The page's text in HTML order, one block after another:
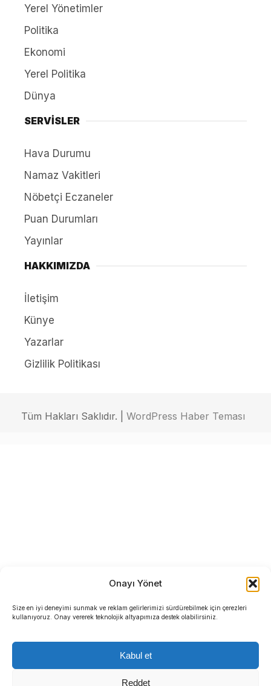
Onayı Yönet
Size en iyi deneyimi sunmak ve reklam gelirlerimizi sürdürebilmek için çerezleri
kullanıyoruz. Onay vererek teknolojik altyapımıza destek olabilirsiniz.
Kabul et
Reddet
Yerel Yönetimler
Politika
Ekonomi
Yerel Politika
Dünya
SERVİSLER
Hava Durumu
Namaz Vakitleri
Nöbetçi Eczaneler
Puan Durumları
Yayınlar
HAKKIMIZDA
İletişim
Künye
Yazarlar
Gizlilik Politikası
Tüm Hakları Saklıdır. | WordPress Haber Teması